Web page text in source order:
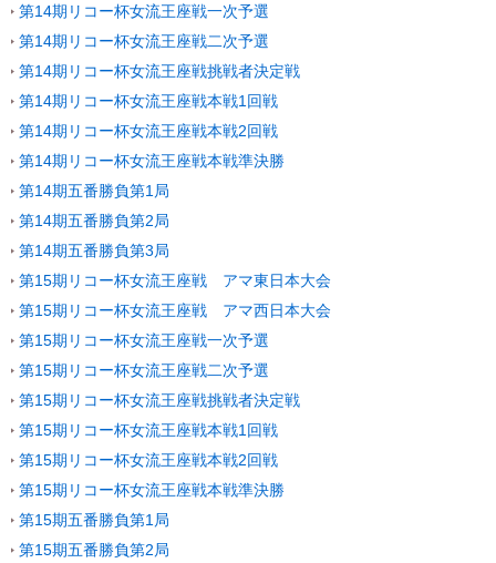
第14期リコー杯女流王座戦一次予選
第14期リコー杯女流王座戦二次予選
第14期リコー杯女流王座戦挑戦者決定戦
第14期リコー杯女流王座戦本戦1回戦
第14期リコー杯女流王座戦本戦2回戦
第14期リコー杯女流王座戦本戦準決勝
第14期五番勝負第1局
第14期五番勝負第2局
第14期五番勝負第3局
第15期リコー杯女流王座戦 アマ東日本大会
第15期リコー杯女流王座戦 アマ西日本大会
第15期リコー杯女流王座戦一次予選
第15期リコー杯女流王座戦二次予選
第15期リコー杯女流王座戦挑戦者決定戦
第15期リコー杯女流王座戦本戦1回戦
第15期リコー杯女流王座戦本戦2回戦
第15期リコー杯女流王座戦本戦準決勝
第15期五番勝負第1局
第15期五番勝負第2局